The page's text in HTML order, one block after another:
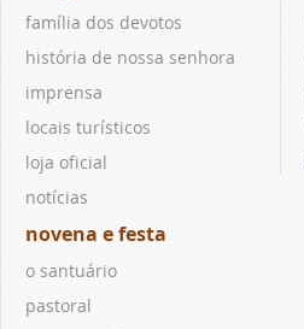
família dos devotos
história de nossa senhora
imprensa
locais turísticos
loja oficial
notícias
novena e festa
o santuário
pastoral